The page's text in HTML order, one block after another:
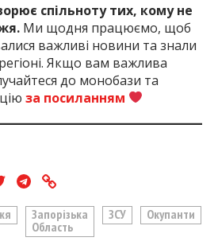
спільноту тих, кому не
Ми щодня працюємо, щоб
важливі новини та знали
Якщо вам важлива
до монобази та
за посиланням
Запорізька
Область
ЗСУ Окупанти